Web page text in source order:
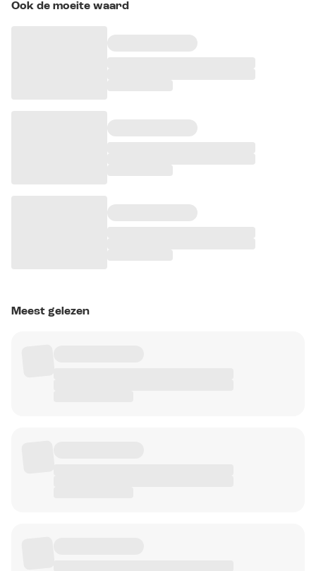
Ook de moeite waard
Meest gelezen